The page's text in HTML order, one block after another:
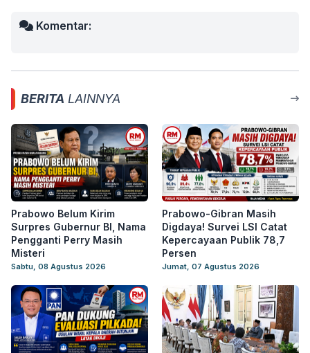
Komentar:
BERITA LAINNYA
Prabowo Belum Kirim
Surpres Gubernur BI, Nama
Pengganti Perry Masih
Misteri
Sabtu, 08 Agustus 2026
Prabowo-Gibran Masih
Digdaya! Survei LSI Catat
Kepercayaan Publik 78,7
Persen
Jumat, 07 Agustus 2026